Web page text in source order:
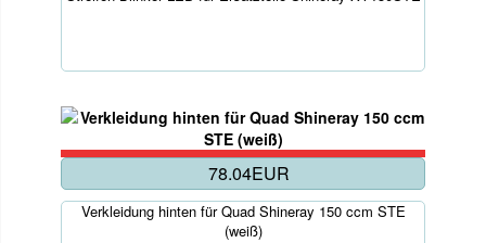
78.04EUR
Verkleidung hinten für Quad Shineray 150 ccm STE
(weiß)